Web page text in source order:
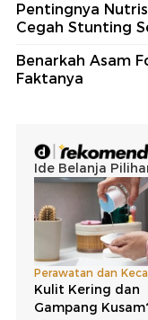
Pentingnya
Cegah Stunting
Benarkah Asam
Faktanya